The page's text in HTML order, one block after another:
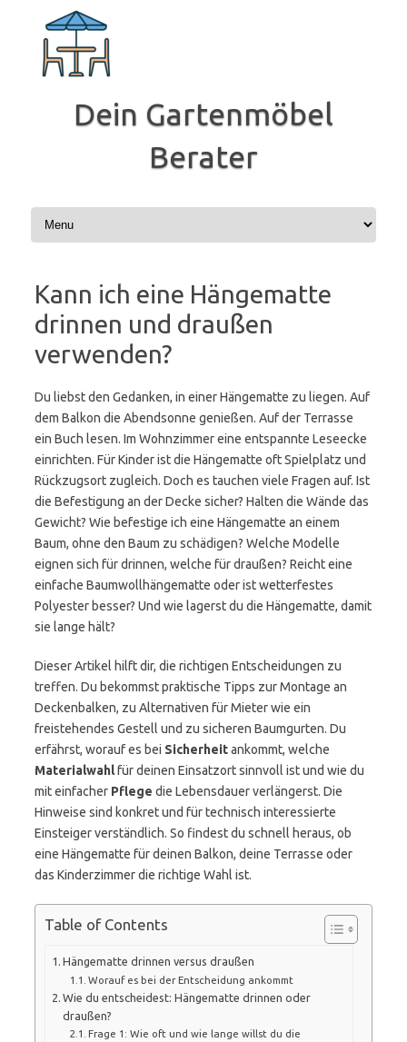
Inhalt
springen
Dein Gartenmöbel
Berater
Kann ich eine Hängematte
drinnen und draußen
verwenden?
Du liebst den Gedanken, in einer Hängematte zu liegen. Auf
dem Balkon die Abendsonne genießen. Auf der Terrasse
ein Buch lesen. Im Wohnzimmer eine entspannte Leseecke
einrichten. Für Kinder ist die Hängematte oft Spielplatz und
Rückzugsort zugleich. Doch es tauchen viele Fragen auf. Ist
die Befestigung an der Decke sicher? Halten die Wände das
Gewicht? Wie befestige ich eine Hängematte an einem
Baum, ohne den Baum zu schädigen? Welche Modelle
eignen sich für drinnen, welche für draußen? Reicht eine
einfache Baumwollhängematte oder ist wetterfestes
Polyester besser? Und wie lagerst du die Hängematte, damit
sie lange hält?
Dieser Artikel hilft dir, die richtigen Entscheidungen zu
treffen. Du bekommst praktische Tipps zur Montage an
Deckenbalken, zu Alternativen für Mieter wie ein
freistehendes Gestell und zu sicheren Baumgurten. Du
erfährst, worauf es bei Sicherheitankommt, welche
Materialwahlfür deinen Einsatzort sinnvoll ist und wie du
mit einfacher Pflege die Lebensdauer verlängerst. Die
Hinweise sind konkret und für technisch interessierte
Einsteiger verständlich. So findest du schnell heraus, ob
eine Hängematte für deinen Balkon, deine Terrasse oder
das Kinderzimmer die richtige Wahl ist.
Table of Contents
Hängematte drinnen versus draußen
Worauf es bei der Entscheidung ankommt
Wie du entscheidest: Hängematte drinnen oder
draußen?
Frage 1: Wie oft und wie lange willst du die